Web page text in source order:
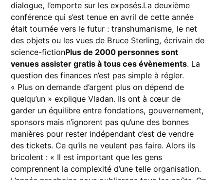
dialogue, l’emporte sur les exposés.La deuxième
conférence qui s’est tenue en avril de cette année
était tournée vers le futur : transhumanisme, le net
des objets ou les vues de Bruce Sterling, écrivain de
science-fictionPlus de 2000 personnes sont
venues assister gratis à tous ces évènements. La
question des finances n’est pas simple à régler.
« Plus on demande d’argent plus on dépend de
quelqu’un » explique Vladan. Ils ont à cœur de
garder un équilibre entre fondations, gouvernement,
sponsors mais n’ignorent pas qu’une des bonnes
manières pour rester indépendant c’est de vendre
des tickets. Ce qu’ils ne veulent pas faire. Alors ils
bricolent : « Il est important que les gens
comprennent la complexité d’une telle organisation.